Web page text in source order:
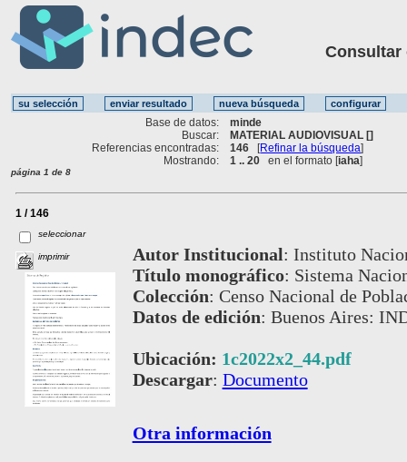
Consultar
Base de datos:
minde
Buscar:
MATERIAL AUDIOVISUAL []
Referencias encontradas:
146 [Refinar la búsqueda]
Mostrando:
1 .. 20 en el formato [iaha]
página 1 de 8
1 / 146
seleccionar
imprimir Autor Institucional: Instituto
Título monográfico: Sistema
Colección: Censo Nacional de
Datos de edición: Buenos Aires:
Ubicación: 1c2022x2_44.pdf
Descargar: Documento
Otra información